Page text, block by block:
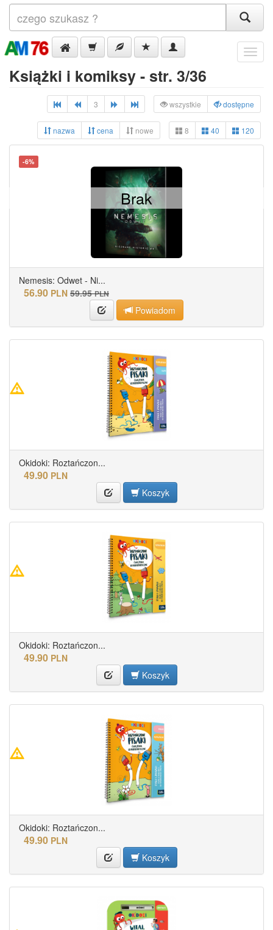
Menu
Książki i komiksy - str. 3/36
3 wszystkie dostępne
nazwa cena nowe 8 40 120
-6%
Nemesis: Odwet - Ni...
56.90 PLN 59.95 PLN
Powiadom
Brak
Okidoki: Roztańczon...
49.90 PLN
Koszyk
Okidoki: Roztańczon...
49.90 PLN
Koszyk
Okidoki: Roztańczon...
49.90 PLN
Koszyk